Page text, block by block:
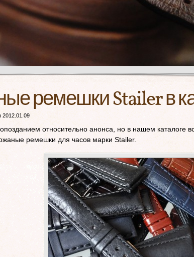
ремешки Stailer в
2012.01.09
относительно анонса, но в нашем каталоге
ремешки для часов марки Stailer.